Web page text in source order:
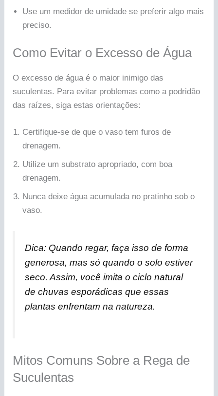
Use um medidor de umidade se preferir algo mais
preciso.
Como Evitar o Excesso de Água
O excesso de água é o maior inimigo das
suculentas. Para evitar problemas como a podridão
das raízes, siga estas orientações:
Certifique-se de que o vaso tem furos de
drenagem.
Utilize um substrato apropriado, com boa
drenagem.
Nunca deixe água acumulada no pratinho sob o
vaso.
Dica: Quando regar, faça isso de forma
generosa, mas só quando o solo estiver
seco. Assim, você imita o ciclo natural
de chuvas esporádicas que essas
plantas enfrentam na natureza.
Mitos Comuns Sobre a Rega de
Suculentas